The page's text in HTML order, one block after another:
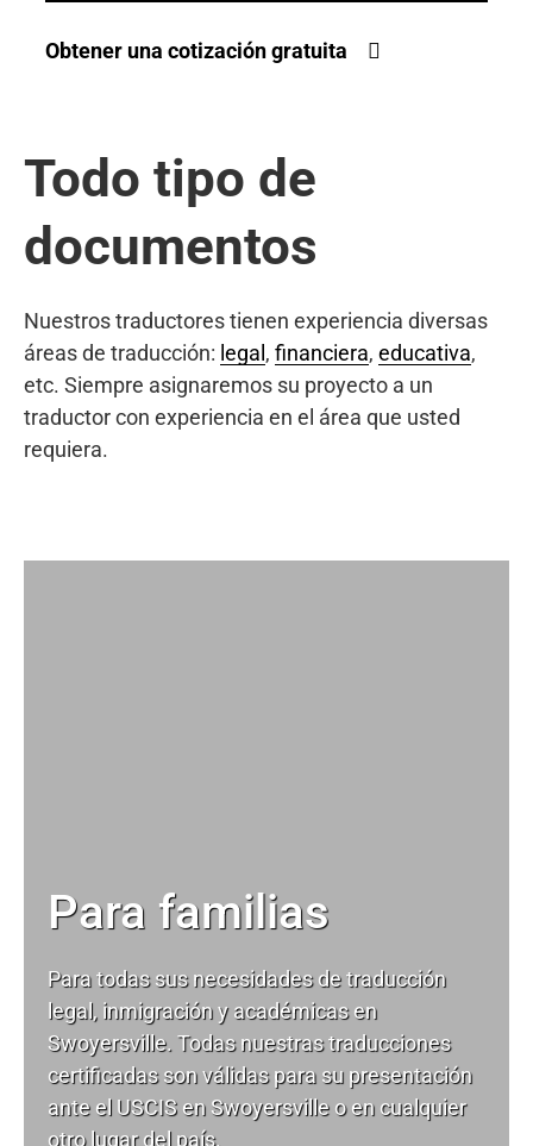
Obtener una cotización gratuita
Todo tipo de
documentos
Nuestros traductores tienen experiencia diversas
áreas de traducción: legal , financiera, educativa,
etc. Siempre asignaremos su proyecto a un
traductor con experiencia en el área que usted
requiera.
Para familias
Para todas sus necesidades detraducción
legal, inmigración y académicas en
Swoyersville. Todas nuestras traducciones
certificadas son válidas para su presentación
ante el USCIS en Swoyersville o en cualquier
otro lugar del país.